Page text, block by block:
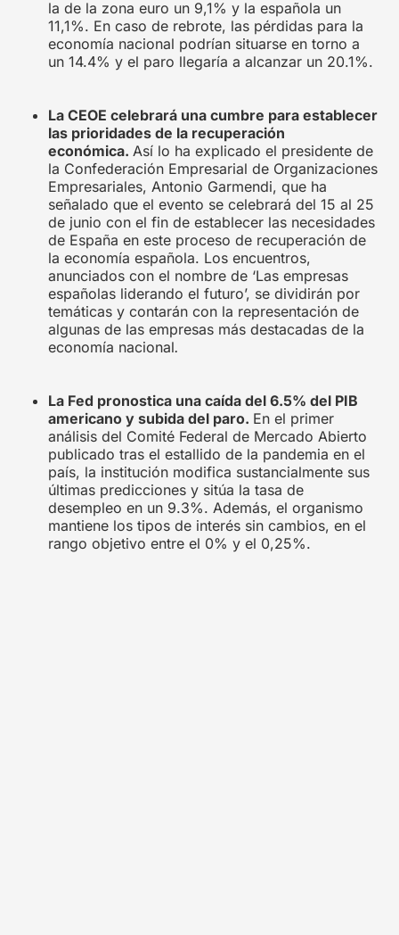
la de la zona euro un 9,1% y la española un
11,1%. En caso de rebrote, las pérdidas para la
economía nacional podrían situarse en torno a
un 14.4% y el paro llegaría a alcanzar un 20.1%.
La CEOE celebrará una cumbre para establecer
las prioridades de la recuperación
económica. Así lo ha explicado el presidente de
la Confederación Empresarial de Organizaciones
Empresariales, Antonio Garmendi, que ha
señalado que el evento se celebrará del 15 al 25
de junio con el fin de establecer las necesidades
de España en este proceso de recuperación de
la economía española. Los encuentros,
anunciados con el nombre de ‘Las empresas
españolas liderando el futuro’, se dividirán por
temáticas y contarán con la representación de
algunas de las empresas más destacadas de la
economía nacional.
La Fed pronostica una caída del 6.5% del PIB
americano y subida del paro. En el primer
análisis del Comité Federal de Mercado Abierto
publicado tras el estallido de la pandemia en el
país, la institución modifica sustancialmente sus
últimas predicciones y sitúa la tasa de
desempleo en un 9.3%. Además, el organismo
mantiene los tipos de interés sin cambios, en el
rango objetivo entre el 0% y el 0,25%.